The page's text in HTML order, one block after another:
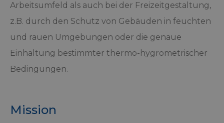
Arbeitsumfeld als auch bei der Freizeitgestaltung,
z.B. durch den Schutz von Gebäuden in feuchten
und rauen Umgebungen oder die genaue
Einhaltung bestimmter thermo-hygrometrischer
Bedingungen.
Mission